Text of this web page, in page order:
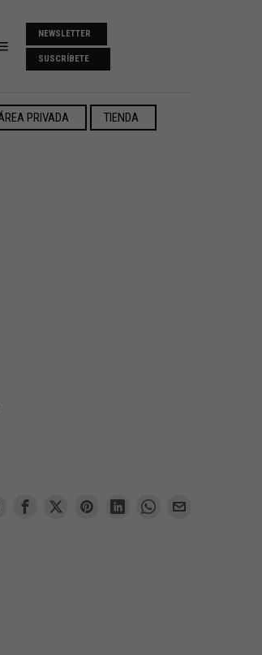
NEWSLETTER
SUSCRÍBETE
PRIVADA TIENDA